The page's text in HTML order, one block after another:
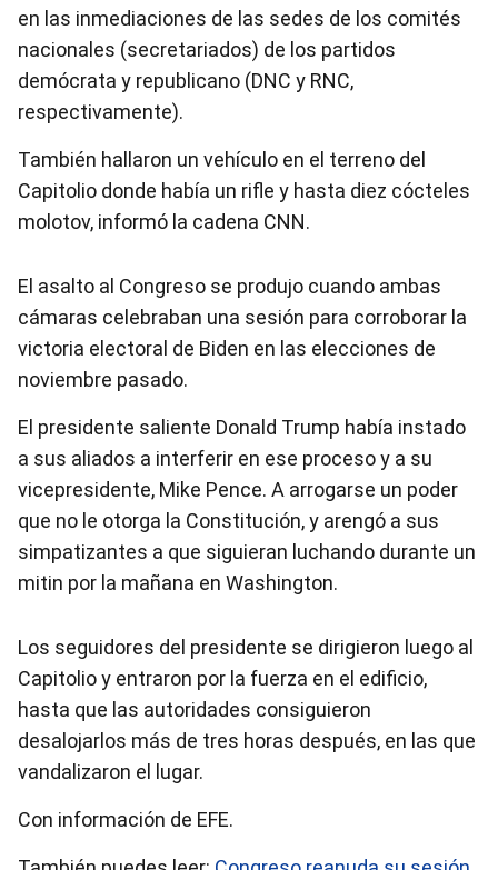
en las inmediaciones de las sedes de los comités
nacionales (secretariados) de los partidos
demócrata y republicano (DNC y RNC,
respectivamente).
También hallaron un vehículo en el terreno del
Capitolio donde había un rifle y hasta diez cócteles
molotov, informó la cadena CNN.
El asalto al Congreso se produjo cuando ambas
cámaras celebraban una sesión para corroborar la
victoria electoral de Biden en las elecciones de
noviembre pasado.
El presidente saliente Donald Trump había instado
a sus aliados a interferir en ese proceso y a su
vicepresidente, Mike Pence. A arrogarse un poder
que no le otorga la Constitución, y arengó a sus
simpatizantes a que siguieran luchando durante un
mitin por la mañana en Washington.
Los seguidores del presidente se dirigieron luego al
Capitolio y entraron por la fuerza en el edificio,
hasta que las autoridades consiguieron
desalojarlos más de tres horas después, en las que
vandalizaron el lugar.
Con información de EFE.